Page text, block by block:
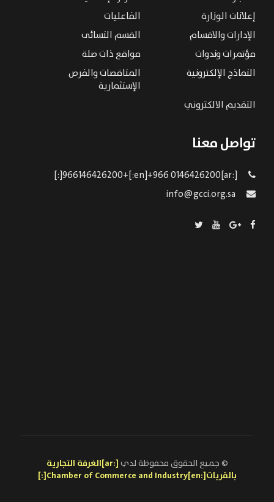
إعلانات الوزارة
الفاعليات
الإدارات والاقسام
القسم النسائى
مؤتمرات وندوات
مواقع ذات صلة
النماذج الإلكترونية
المناقصات والفرص
الإستثمارية
التقديم الالكتروني
تواصل معنا
[:ar]966146426200+[:en]+966 0146426200[:]
© جميع الحقوق محفوظة لدي
[:ar]الغرفة التجارية
بالقريات[:en]Chamber of Commerce and Industry[:]